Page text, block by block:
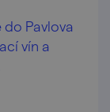
Pavlova
vín a